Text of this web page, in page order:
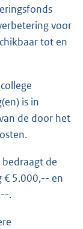
voor
tot en
is in
de door het
de
€ 5.000,-- en
.